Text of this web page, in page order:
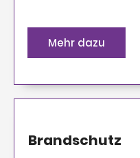
Mehr dazu
Brandschutz